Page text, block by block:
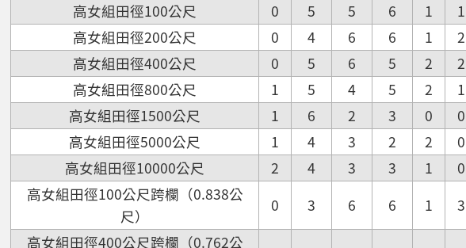
高女組田徑100公尺
0 5 5 6 1 1
高女組田徑200公尺
0 4 6 6 1 2
高女組田徑400公尺
0 5 6 5 2 2
高女組田徑800公尺
1 5 4 5 2 1
高女組田徑1500公尺
1 6 2 3 0 0
高女組田徑5000公尺
1 4 3 2 2 0
高女組田徑10000公尺
2 4 3 3 1 0
高女組田徑100公尺跨欄（0.838公
尺）
0 3 6 6 1 3
高女組田徑400公尺跨欄（0.762公